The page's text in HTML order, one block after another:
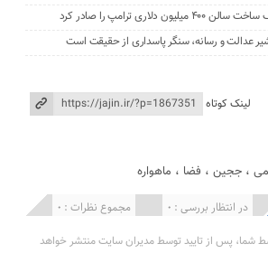
دلاری ترامپ را صادر کرد
عدالت و رسانه، سنگر پاسداری از حقیقت است
لینک کوتاه
،ججین ، فضا ، ماهواره
مجموع نظرات : 0 در انتظار بررسی : 0
شما، پس از تایید توسط مدیران سایت منتشر خواهد